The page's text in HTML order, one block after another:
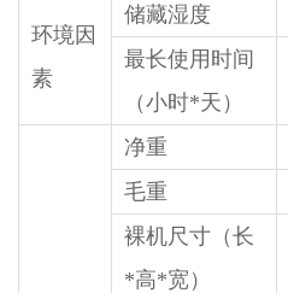
环境因
素
储藏湿度
最长使用时间
（小时*天）
净重
毛重
裸机尺寸（长
*高*宽）